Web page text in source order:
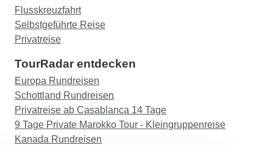
Flusskreuzfahrt
Selbstgeführte Reise
Privatreise
TourRadar entdecken
Europa Rundreisen
Schottland Rundreisen
Privatreise ab Casablanca 14 Tage
9 Tage Private Marokko Tour - Kleingruppenreise
Kanada Rundreisen